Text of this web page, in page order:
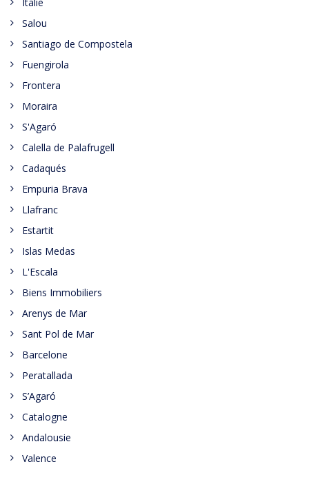
Salou
Santiago de Compostela
Fuengirola
Frontera
Moraira
S'Agaró
Calella de Palafrugell
Cadaqués
Empuria Brava
Llafranc
Estartit
Islas Medas
L'Escala
Biens Immobiliers
Arenys de Mar
Sant Pol de Mar
Barcelone
Peratallada
S’Agaró
Catalogne
Andalousie
Valence